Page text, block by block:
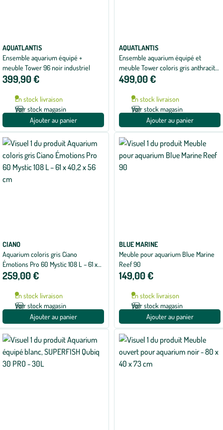
AQUATLANTIS
Ensemble aquarium équipé +
meuble Tower 96 noir industriel
399,90 €
En stock livraison
Voir stock magasin
Ajouter au panier
AQUATLANTIS
Ensemble aquarium équipé et
meuble Tower coloris gris anthracite
- 163 L
499,00 €
En stock livraison
Voir stock magasin
Ajouter au panier
CIANO
Aquarium coloris gris Ciano
Émotions Pro 60 Mystic 108 L – 61 x
40,2 x 56 cm
259,00 €
En stock livraison
Voir stock magasin
Ajouter au panier
BLUE MARINE
Meuble pour aquarium Blue Marine
Reef 90
149,00 €
En stock livraison
Voir stock magasin
Ajouter au panier